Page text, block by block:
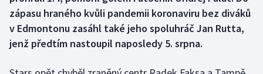
Florbal
Futsal
zápasu hraného kvůli pandemii koronaviru bez diváků
v Edmontonu zasáhl také jeho spoluhráč Jan Rutta,
jenž předtím nastoupil naposledy 5. srpna.